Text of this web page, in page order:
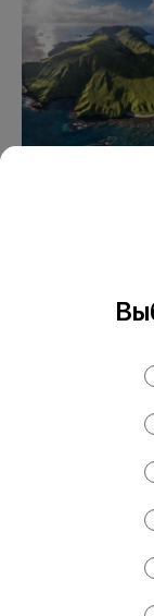
ООО
693005,
ПАО